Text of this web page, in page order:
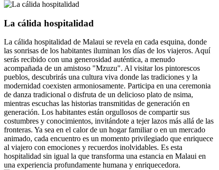
La cálida hospitalidad
La cálida hospitalidad de Malaui se revela en cada esquina, donde
las sonrisas de los habitantes iluminan los días de los viajeros. Aquí
serás recibido con una generosidad auténtica, a menudo
acompañada de un amistoso "Mzuzu". Al visitar los pintorescos
pueblos, descubrirás una cultura viva donde las tradiciones y la
modernidad coexisten armoniosamente. Participa en una ceremonia
de danza tradicional o disfruta de un delicioso plato de nsima,
mientras escuchas las historias transmitidas de generación en
generación. Los habitantes están orgullosos de compartir sus
costumbres y conocimientos, invitándote a tejer lazos más allá de las
fronteras. Ya sea en el calor de un hogar familiar o en un mercado
animado, cada encuentro es un momento privilegiado que enriquece
al viajero con emociones y recuerdos inolvidables. Es esta
hospitalidad sin igual la que transforma una estancia en Malaui en
una experiencia profundamente humana y enriquecedora.